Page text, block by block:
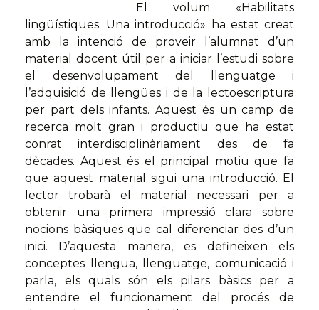
El volum «Habilitats
lingüístiques. Una introducció» ha estat creat
amb la intenció de proveir l’alumnat d’un
material docent útil per a iniciar l’estudi sobre
el desenvolupament del llenguatge i
l’adquisició de llengües i de la lectoescriptura
per part dels infants. Aquest és un camp de
recerca molt gran i productiu que ha estat
conrat interdisciplinàriament des de fa
dècades. Aquest és el principal motiu que fa
que aquest material sigui una introducció. El
lector trobarà el material necessari per a
obtenir una primera impressió clara sobre
nocions bàsiques que cal diferenciar des d’un
inici. D’aquesta manera, es defineixen els
conceptes llengua, llenguatge, comunicació i
parla, els quals són els pilars bàsics per a
entendre el funcionament del procés de